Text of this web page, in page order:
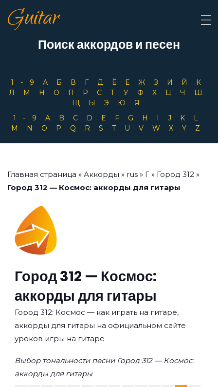
Guitar
Поиск аккордов и песен
1-9 А Б В Г Д Ё Е Ж З И Й
К
Л
М Н О П Р С Т У Ф Х Ц Ч
Ш
Щ
Ы Э Ю
Я
1-9
A B C D E F G H I J K
L
M
N O P Q R S T U V W X Y Z
Главная страница » Аккорды » rus » Г » Город 312 »
Город 312 — Космос: аккорды для гитары
Город 312 — Космос:
аккорды для гитары
Город 312: Космос — как играть на гитаре,
аккорды для гитары на официальном сайте
уроков игры на гитаре
Выбор тональности песни Город 312 — Космос:
аккорды для гитары